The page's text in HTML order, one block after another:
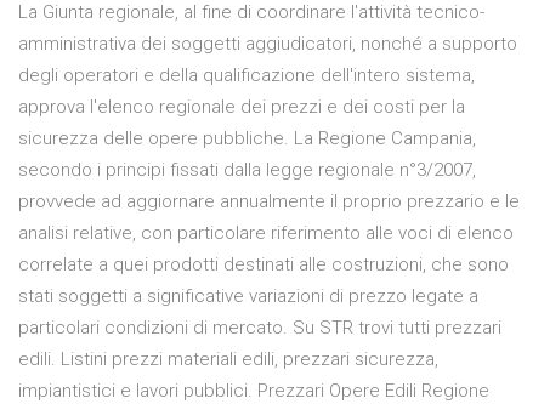
La Giunta regionale, al fine di coordinare l'attività tecnico-
amministrativa dei soggetti aggiudicatori, nonché a supporto
degli operatori e della qualificazione dell'intero sistema,
approva l'elenco regionale dei prezzi e dei costi per la
sicurezza delle opere pubbliche. La Regione Campania,
secondo i principi fissati dalla legge regionale n°3/2007,
provvede ad aggiornare annualmente il proprio prezzario e le
analisi relative, con particolare riferimento alle voci di elenco
correlate a quei prodotti destinati alle costruzioni, che sono
stati soggetti a significative variazioni di prezzo legate a
particolari condizioni di mercato. Su STR trovi tutti prezzari
edili. Listini prezzi materiali edili, prezzari sicurezza,
impiantistici e lavori pubblici. Prezzari Opere Edili Regione